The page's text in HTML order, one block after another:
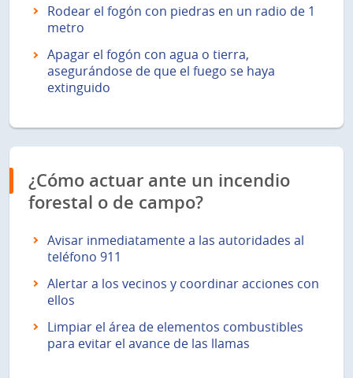
Rodear el fogón con piedras en un radio de 1
metro
Apagar el fogón con agua o tierra,
asegurándose de que el fuego se haya
extinguido
¿Cómo actuar ante un incendio
forestal o de campo?
Avisar inmediatamente a las autoridades al
teléfono 911
Alertar a los vecinos y coordinar acciones con
ellos
Limpiar el área de elementos combustibles
para evitar el avance de las llamas